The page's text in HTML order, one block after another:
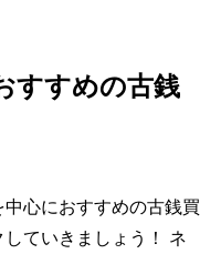
すすめの古銭
心におすすめの古銭買
ていきましょう！ ネ